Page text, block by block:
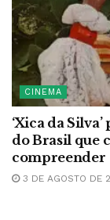
CINEMA
‘Xica da
do Brasil que
compreender
3 DE AGOSTO DE